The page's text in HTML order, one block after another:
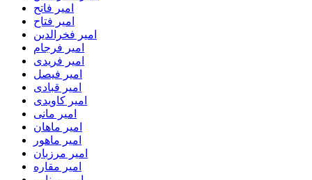
امیر فاتح
امیر فتاح
امیر فخرالدین
امیر فرجام
امیر فریدی
امیر فیصل
امیر قبادی
امیر کاویدی
امیر مانی
امیر ماهان
امیر ماهور
امیر مرزبان
امیر مقاره